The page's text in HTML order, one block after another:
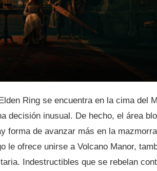
Ring se encuentra en la cima del
decisión inusual. De hecho, el área
forma de avanzar más en la
le ofrece unirse a Volcano Manor,
Indestructibles que se rebelan